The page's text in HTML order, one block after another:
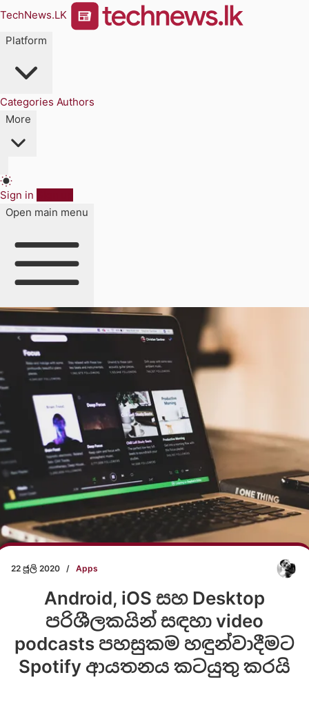
TechNews.LK
Platform
Categories Authors
More
Sign in
Open main menu
22 ජූලි 2020 / Apps
Android, iOS සහ Desktop
පරිශීලකයින් සඳහා video
podcasts පහසුකම හඳුන්වාදීමට
Spotify ආයතනය කටයුතු කරයි